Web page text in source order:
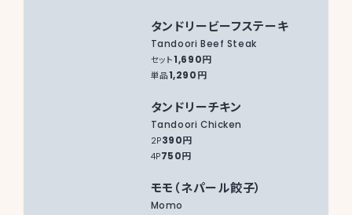
タンドリービーフステーキ
Tandoori Beef Steak
セット1,690円
単品1,290円
タンドリーチキン
Tandoori Chicken
2P390円
4P750円
モモ（ネパール餃子）
Momo